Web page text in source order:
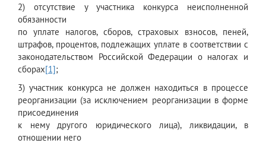
2) отсутствие у участника конкурса неисполненной
обязанности
по уплате налогов, сборов, страховых взносов, пеней,
штрафов, процентов, подлежащих уплате в соответствии с
законодательством Российской Федерации о налогах и
сборах[1];
3) участник конкурса не должен находиться в процессе
реорганизации (за исключением реорганизации в форме
присоединения
к нему другого юридического лица), ликвидации, в
отношении него